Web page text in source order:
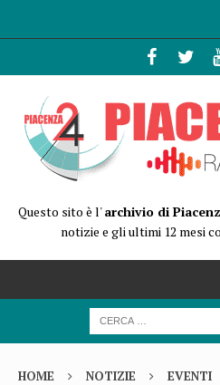
Questo sito è l'archivio di
notizie e gli ultimi 12 mesi
HOME NOTIZIE EVENTI